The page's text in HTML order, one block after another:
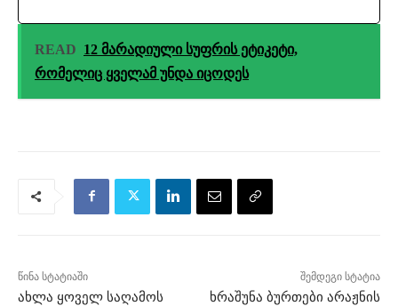
READ 12 მარადიული სუფრის ეტიკეტი,
რომელიც ყველამ უნდა იცოდეს
წინა სტატიაში
ახლა ყოველ საღამოს
შემდეგი სტატია
ხრაშუნა ბურთები არაჟნის